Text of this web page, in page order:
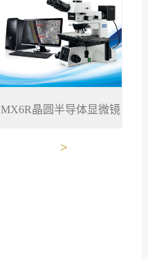
MX6R晶圆半导体显微镜
>